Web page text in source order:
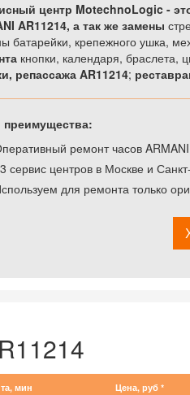
центр MotechnoLogic -
AR11214, а так жезамены
батарейки, крепежного ушка,
кнопки, календаря, браслета,
репассажа AR11214;
ремонт часов
сервис центров в Москве и
для ремонта только
мин Цена, руб *